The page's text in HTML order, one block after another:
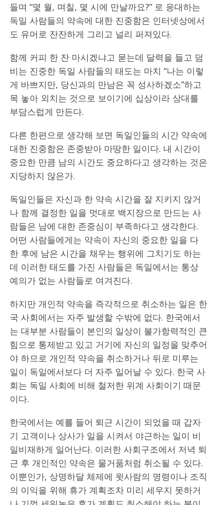
들며 “몇 월, 며칠, 몇 시에 만날까요?” 로 응대하는
독일 사람들의 약속에 대한 진중함은 인터넷상에서
도 유머로 잔잔하게 그리고 널리 퍼져있다.
함께 커피 한 잔 마시겠냐고 묻는데 달력을 들고 덤
비는 진중한 독일 사람들의 태도는 마치 “나는 이렇
게 바쁘지만, 당신과의 만남은 꼭 성사하겠소”하고
목 놓아 외치는 것으로 보이기에 십상이라 상대를
부담스럽게 만든다.
다른 한편으로 생각해 보면 독일인들의 시간 약속에
대한 진중함은 존중받아 마땅한 일이다. 내 시간이
중요한 만큼 남의 시간도 중요하다고 생각하는 것은
지당하지 않은가.
독일인들은 자신과 한 약속 시간을 잘 지키지 않거
나 함께 결정한 일을 멋대로 백지장으로 만드는 사
람들은 남에 대한 존중심이 부족하다고 생각한다.
어떤 사람들에게는 약속이 자신의 중요한 일을 다
한 후에 남은 시간을 채우는 행위에 그치기도 하는
데 이러한 태도를 가진 사람들은 독일에서는 통상
예의가 없는 사람들로 여겨진다.
하지만 개인적 약속을 즉각적으로 취소하는 일은 한
국 사회에서는 자주 발생할 수밖에 없다. 한국에서
는 대부분 사람들이 본인의 일상이 불가항력적인 큰
힘으로 통제받고 있고 거기에 자신의 일정을 맞추어
야 하므로 개인적 약속을 취소하거나 뒤로 미루는
일이 독일에서보다 더 자주 일어날 수 있다. 한국 사
회는 독일 사회에 비해 철저한 위계 사회이기 때문
이다.
한국에서는 예를 들어 퇴근 시간이 되었을 때 갑자
기 고객이나 상사가 일을 시켜서 야근하는 일이 비
일비재하게 일어난다. 이러한 사회구조에서 저녁 퇴
근 후 개인적인 약속은 물거품처럼 취소될 수 있다.
이뿐인가, 상명하달 체제에 윗사람의 명령이나 조직
의 이익을 위해 휴가 계획조차 미리 세우지 못하거